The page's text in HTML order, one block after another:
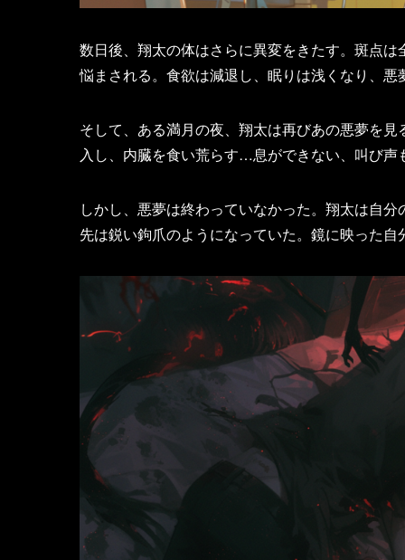
数日後、翔太の体はさらに異変をきたす。斑点
悩まされる。食欲は減退し、眠りは浅くなり、
そして、ある満月の夜、翔太は再びあの悪夢を
入し、内臓を食い荒らす…息ができない、叫び
しかし、悪夢は終わっていなかった。翔太は自
先は鋭い鉤爪のようになっていた。鏡に映った